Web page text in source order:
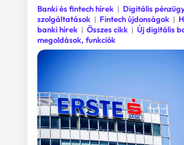
Banki és fintech hírek Digitális
szolgáltatások
Fintech újdonságok
banki hírek
Összes cikk
Új digitális
megoldások, funkciók